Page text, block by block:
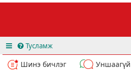
Тусламж
Шинэ бичлэг
Уншаагүй